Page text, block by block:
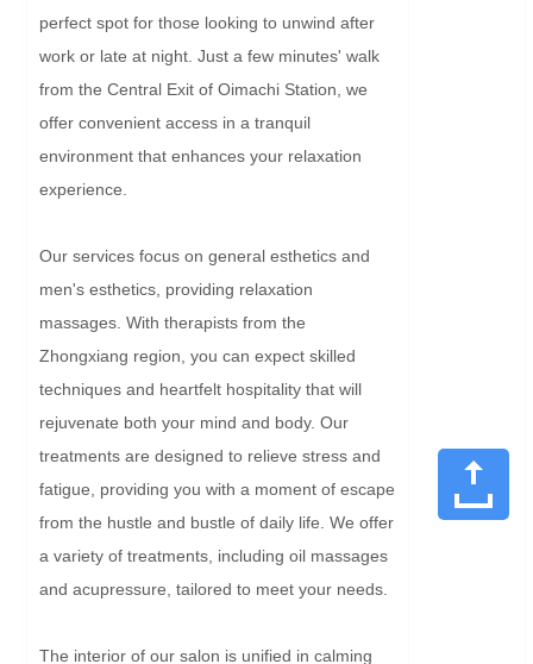
perfect spot for those looking to unwind after
work or late at night. Just a few minutes' walk
from the Central Exit of Oimachi Station, we
offer convenient access in a tranquil
environment that enhances your relaxation
experience.
Our services focus on general esthetics and
men's esthetics, providing relaxation
massages. With therapists from the
Zhongxiang region, you can expect skilled
techniques and heartfelt hospitality that will
rejuvenate both your mind and body. Our
treatments are designed to relieve stress and
fatigue, providing you with a moment of escape
from the hustle and bustle of daily life. We offer
a variety of treatments, including oil massages
and acupressure, tailored to meet your needs.
The interior of our salon is unified in calming